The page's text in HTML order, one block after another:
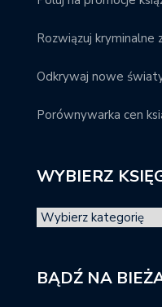
Rozwiązuj kryminalne
Odkrywaj nowe
Porównywarka cen
WYBIERZ
BĄDŹ NA